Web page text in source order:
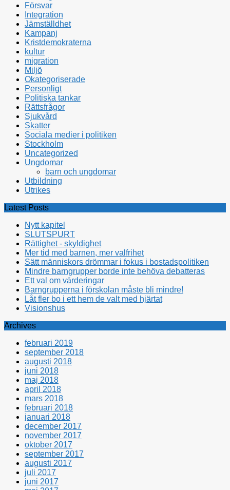
Försvar
Integration
Jämställdhet
Kampanj
Kristdemokraterna
kultur
migration
Miljö
Okategoriserade
Personligt
Politiska tankar
Rättsfrågor
Sjukvård
Skatter
Sociala medier i politiken
Stockholm
Uncategorized
Ungdomar
barn och ungdomar
Utbildning
Utrikes
Latest Posts
Nytt kapitel
SLUTSPURT
Rättighet - skyldighet
Mer tid med barnen, mer valfrihet
Sätt människors drömmar i fokus i bostadspolitiken
Mindre barngrupper borde inte behöva debatteras
Ett val om värderingar
Barngrupperna i förskolan måste bli mindre!
Låt fler bo i ett hem de valt med hjärtat
Visionshus
Archives
februari 2019
september 2018
augusti 2018
juni 2018
maj 2018
april 2018
mars 2018
februari 2018
januari 2018
december 2017
november 2017
oktober 2017
september 2017
augusti 2017
juli 2017
juni 2017